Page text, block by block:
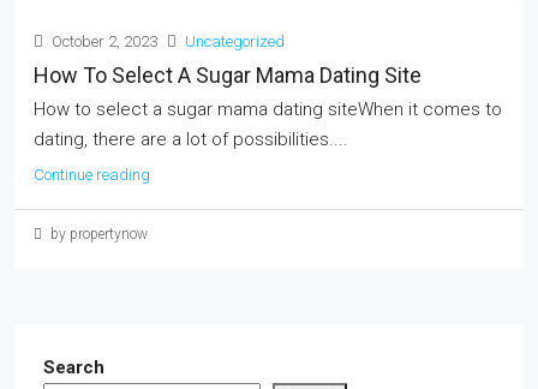
October 2, 2023 Uncategorized
How To Select A Sugar Mama Dating Site
How to select a sugar mama dating siteWhen it comes to
dating, there are a lot of possibilities....
Continue reading
by propertynow
Search